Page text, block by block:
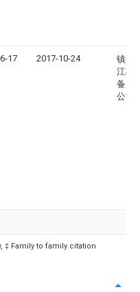
17 2017-10-24
镇江
江机
备厂
公司
‡ Family to family citation